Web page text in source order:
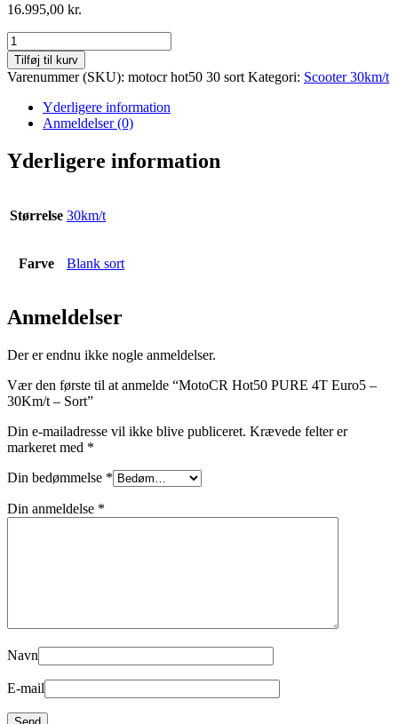
16.995,00 kr.
MotoCR
Hot50
PURE
4T
Euro5
30Km/t
-
Sort
Tilføj til kurv
Varenummer (SKU): motocr hot50 30 sort Kategori: Scooter 30km/t
Yderligere information
Anmeldelser (0)
Yderligere information
Størrelse 30km/t
Farve Blank sort
Anmeldelser
Der er endnu ikke nogle anmeldelser.
Vær den første til at anmelde “MotoCR Hot50 PURE 4T Euro5 –
30Km/t – Sort”
Din e-mailadresse vil ikke blive publiceret. Krævede felter er
markeret med *
Din bedømmelse *
Din anmeldelse *
Navn
E-mail